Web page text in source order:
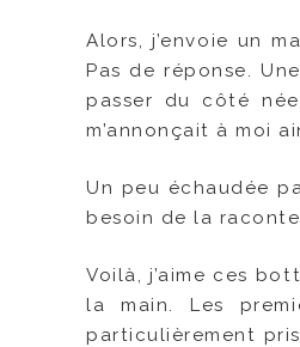
Alors, j’envoie un
Pas de réponse.
passer du côté
m’annonçait à moi
Un peu échaudée
besoin de la
Voilà, j’aime ces
la main. Les
particulièrement